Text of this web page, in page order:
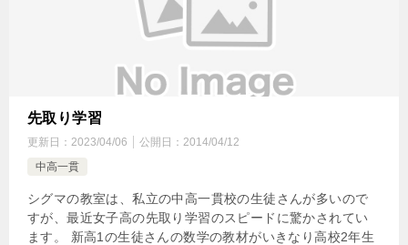
先取り学習
更新日： 2023/04/06 公開日： 2014/04/12
中高一貫
シグマの教室は、私立の中高一貫校の生徒さんが多いので
すが、最近女子高の先取り学習のスピードに驚かされてい
ます。 新高1の生徒さんの数学の教材がいきなり高校2年生